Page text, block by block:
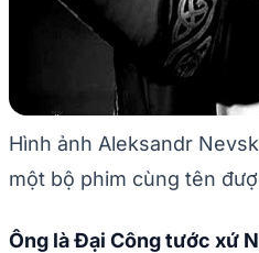
Hình ảnh Aleksandr
một bộ phim cùng tên
Ông là Đại Công tước xứ